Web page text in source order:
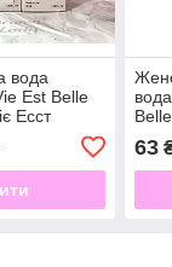
вода
Est Belle
Есст
63